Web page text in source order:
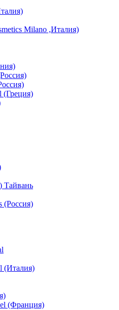
Milano ,Италия)
(Греция)
Тайвань
(Россия)
(Италия)
(Франция)